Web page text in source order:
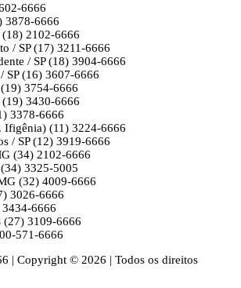
6666
3878-6666
(18) 2102-6666
/ SP (17) 3211-6666
/ SP (18) 3904-6666
SP (16) 3607-6666
(19) 3754-6666
(19) 3430-6666
3378-6666
Ifigênia) (11) 3224-6666
/ SP (12) 3919-6666
(34) 2102-6666
(34) 3325-5005
(32) 4009-6666
3026-6666
6666
(27) 3109-6666
571-6666
| Copyright © 2026 | Todos os direitos